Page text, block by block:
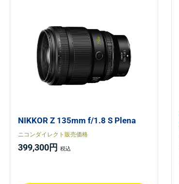
NIKKOR Z 135mm f/1.8 S Plena
ニコンダイレクト販売価格
399,300円